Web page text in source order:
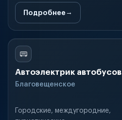
Подробнее
Автоэлектрик автобусов
Благовещенское
Городские, междугородние,